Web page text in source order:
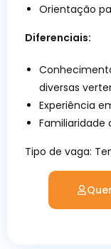
Orientação
Diferenciais:
diversas
Experiência
Familiaridade
Tipo de vaga: